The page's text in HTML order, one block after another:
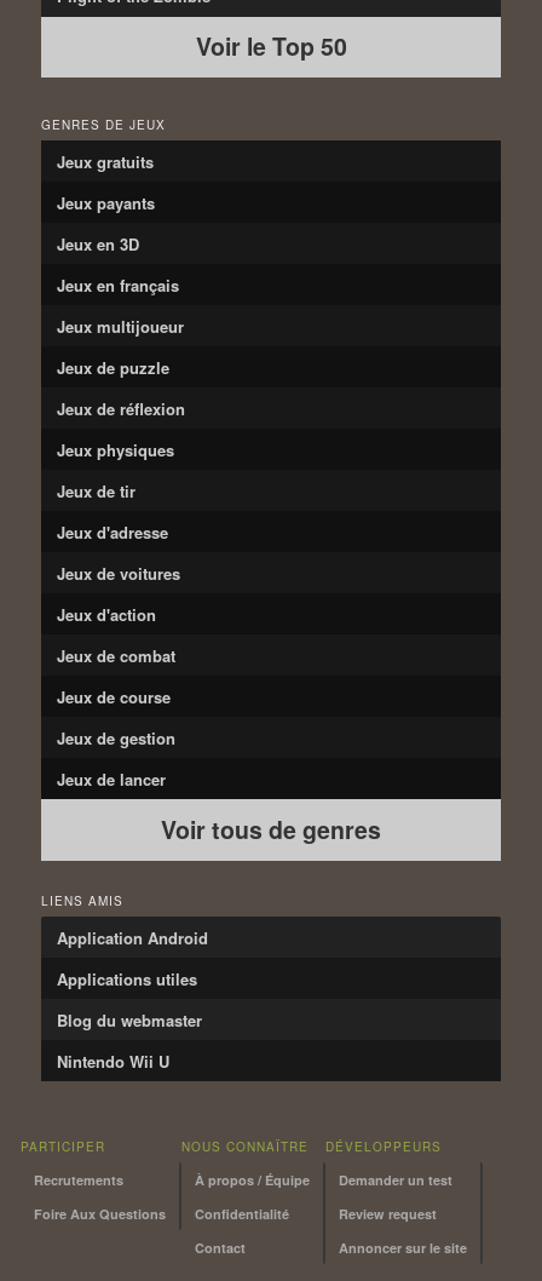
Voir le Top 50
GENRES DE JEUX
Jeux gratuits
Jeux payants
Jeux en 3D
Jeux en français
Jeux multijoueur
Jeux de puzzle
Jeux de réflexion
Jeux physiques
Jeux de tir
Jeux d'adresse
Jeux de voitures
Jeux d'action
Jeux de combat
Jeux de course
Jeux de gestion
Jeux de lancer
Voir tous de genres
LIENS AMIS
Application Android
Applications utiles
Blog du webmaster
Nintendo Wii U
PARTICIPER
Recrutements
Foire Aux Questions
NOUS CONNAÎTRE
À propos / Équipe
Confidentialité
Contact
DÉVELOPPEURS
Demander un test
Review request
Annoncer sur le site